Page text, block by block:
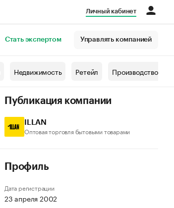
Личный кабинет
Стать экспертом Управлять компанией
Недвижимость Ретейл Производство
Публикация компании
ILLAN
Оптовая торговля бытовыми товарами
Профиль
Дата регистрации
23 апреля 2002